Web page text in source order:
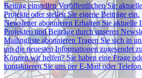
Beitrag einstellen Veröffentlichen Sie
Projekte oder stellen Sie eigene Beiträge ein.
Newsletter abonnieren Erhalten Sie aktuelle
Projekten und Beiträge durch unseren
Mailingliste abonnieren Tragen Sie sich in
um die neuesten Informationen zugesendet
Können wir helfen? Sie haben eine Frage
kontaktieren Sie uns per E-Mail oder Telefon.